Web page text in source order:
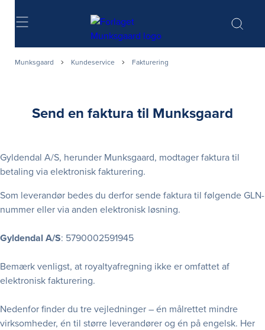
Søg
Munksgaard Kundeservice Fakturering
Send en faktura til Munksgaard
Gyldendal A/S, herunder Munksgaard, modtager faktura til
betaling via elektronisk fakturering.
Som leverandør bedes du derfor sende faktura til følgende GLN-
nummer eller via anden elektronisk løsning.
Gyldendal A/S: 5790002591945
Bemærk venligst, at royaltyafregning ikke er omfattet af
elektronisk fakturering.
Nedenfor finder du tre vejledninger – én målrettet mindre
virksomheder, én til større leverandører og én på engelsk. Her